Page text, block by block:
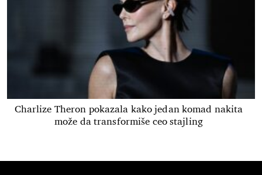
Charlize Theron pokazala kako jedan komad nakita
može da transformiše ceo stajling